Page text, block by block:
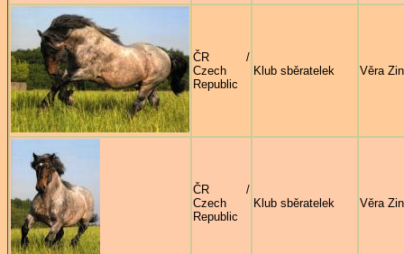
ČR /
Czech
Republic
Klub sběratelek Věra
ČR /
Czech
Republic
Klub sběratelek Věra